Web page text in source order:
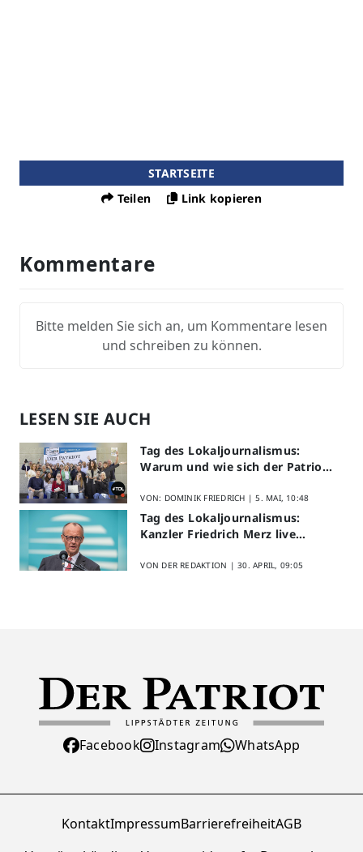
STARTSEITE
Teilen
Link kopieren
Kommentare
Bitte melden Sie sich an, um Kommentare lesen
und schreiben zu können.
LESEN SIE AUCH
Tag des Lokaljournalismus:
Warum und wie sich der Patriot
VON: DOMINIK FRIEDRICH |5. MAI, 10:48
Tag des Lokaljournalismus:
Kanzler Friedrich Merz live
VON DER REDAKTION |30. APRIL, 09:05
Facebook Instagram WhatsApp
KontaktImpressumBarrierefreiheitAGB